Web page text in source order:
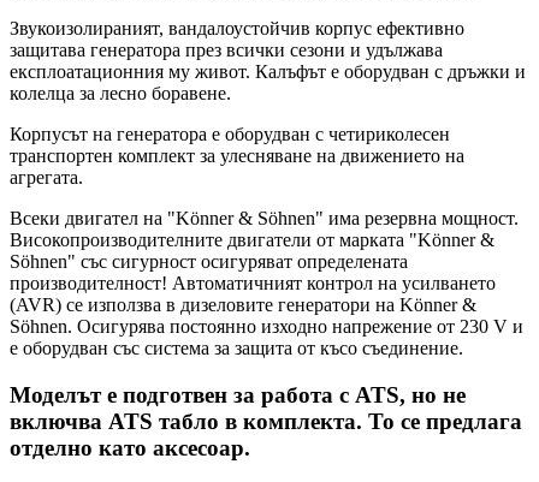
Звукоизолираният, вандалоустойчив корпус ефективно
защитава генератора през всички сезони и удължава
експлоатационния му живот. Калъфът е оборудван с дръжки и
колелца за лесно боравене.
Корпусът на генератора е оборудван с четириколесен
транспортен комплект за улесняване на движението на
агрегата.
Всеки двигател на "Könner & Söhnen" има резервна мощност.
Високопроизводителните двигатели от марката "Könner &
Söhnen" със сигурност осигуряват определената
производителност! Автоматичният контрол на усилването
(AVR) се използва в дизеловите генератори на Könner &
Söhnen. Осигурява постоянно изходно напрежение от 230 V и
е оборудван със система за защита от късо съединение.
Моделът е подготвен за работа с ATS, но не
включва ATS табло в комплекта. То се предлага
отделно като аксесоар.